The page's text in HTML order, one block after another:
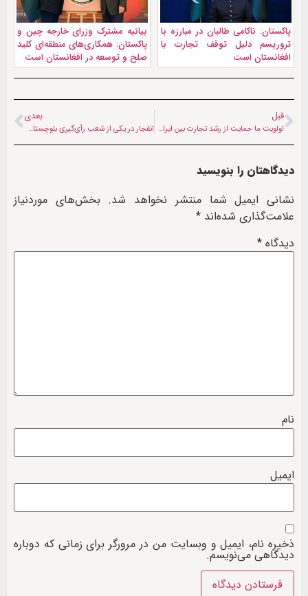
پاکستان: ناکامی طالبان در مبارزه با
تروریسم دلیل توقف تجارت با
افغانستان است
بیانیه مشترک وزرای خارجه چین و
پاکستان: همکاری‌های منطقه‌ای کلید
صلح و توسعه در افغانستان است
قبل
اولویت ما حمایت از رشد تجارت بین ایران و افغانستان است
بعدی
انفجار در یکی از شعب رأی‌گیری بلوچستان پاکستان؛ ۴ نیروی امنیتی کشته شدند
دیدگاهتان را بنویسید
نشانی ایمیل شما منتشر نخواهد شد. بخش‌های موردنیاز
علامت‌گذاری شده‌اند *
دیدگاه *
نام
ایمیل
ذخیره نام، ایمیل و وبسایت من در مرورگر برای زمانی که دوباره
دیدگاهی می‌نویسم.